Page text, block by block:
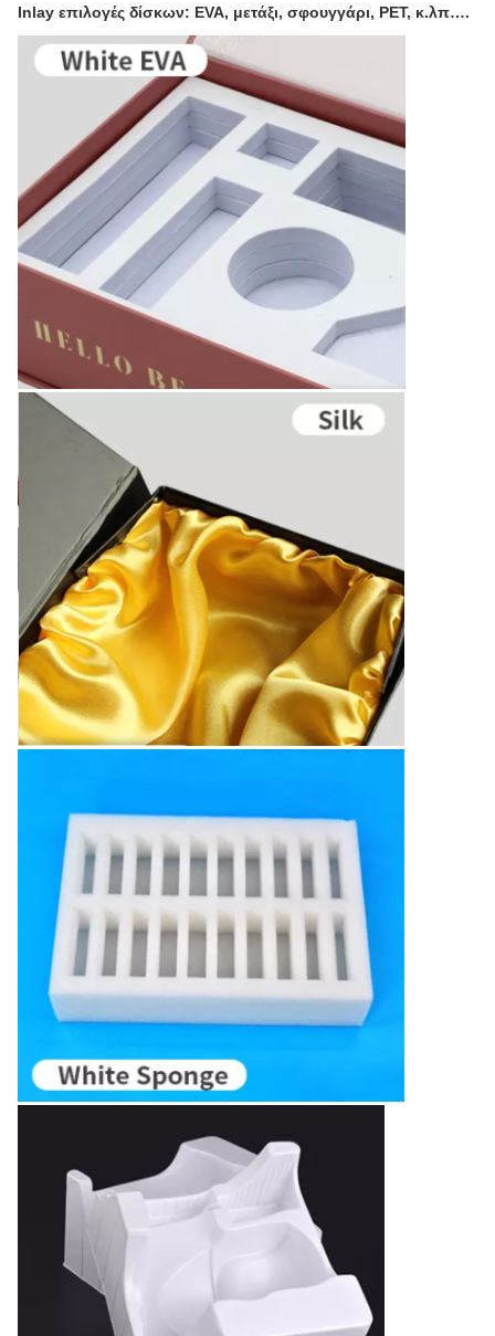
Inlay επιλογές δίσκων: EVA, μετάξι, σφουγγάρι, PET, κ.λπ….